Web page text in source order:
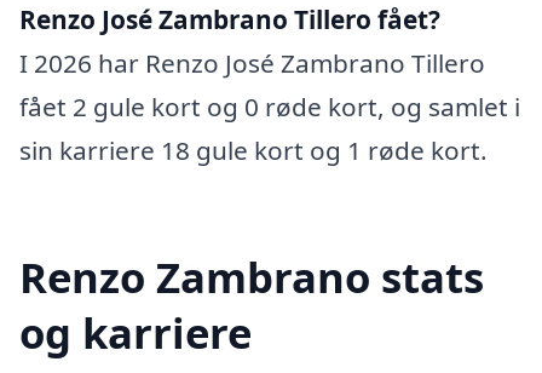
Renzo José Zambrano Tillero fået?
I 2026 har Renzo José Zambrano Tillero
fået 2 gule kort og 0 røde kort, og samlet i
sin karriere 18 gule kort og 1 røde kort.
Renzo Zambrano stats
og karriere